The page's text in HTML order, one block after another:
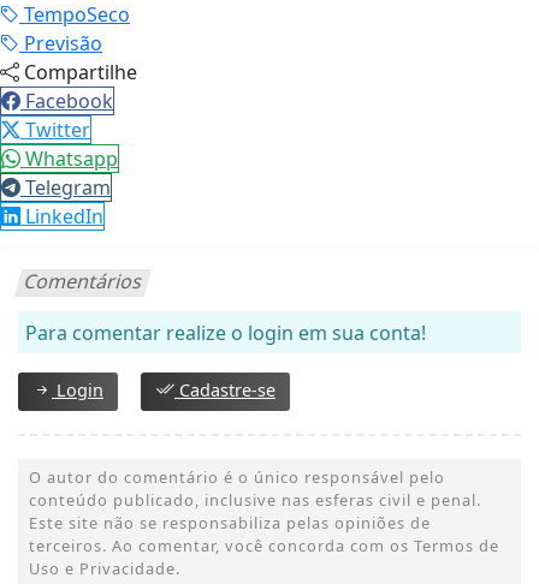
TempoSeco
Previsão
Compartilhe
Facebook
Twitter
Whatsapp
Telegram
LinkedIn
Comentários
Para comentar realize o login em sua conta!
Login Cadastre-se
O autor do comentário é o único responsável pelo
conteúdo publicado, inclusive nas esferas civil e penal.
Este site não se responsabiliza pelas opiniões de
terceiros. Ao comentar, você concorda com os Termos de
Uso e Privacidade.